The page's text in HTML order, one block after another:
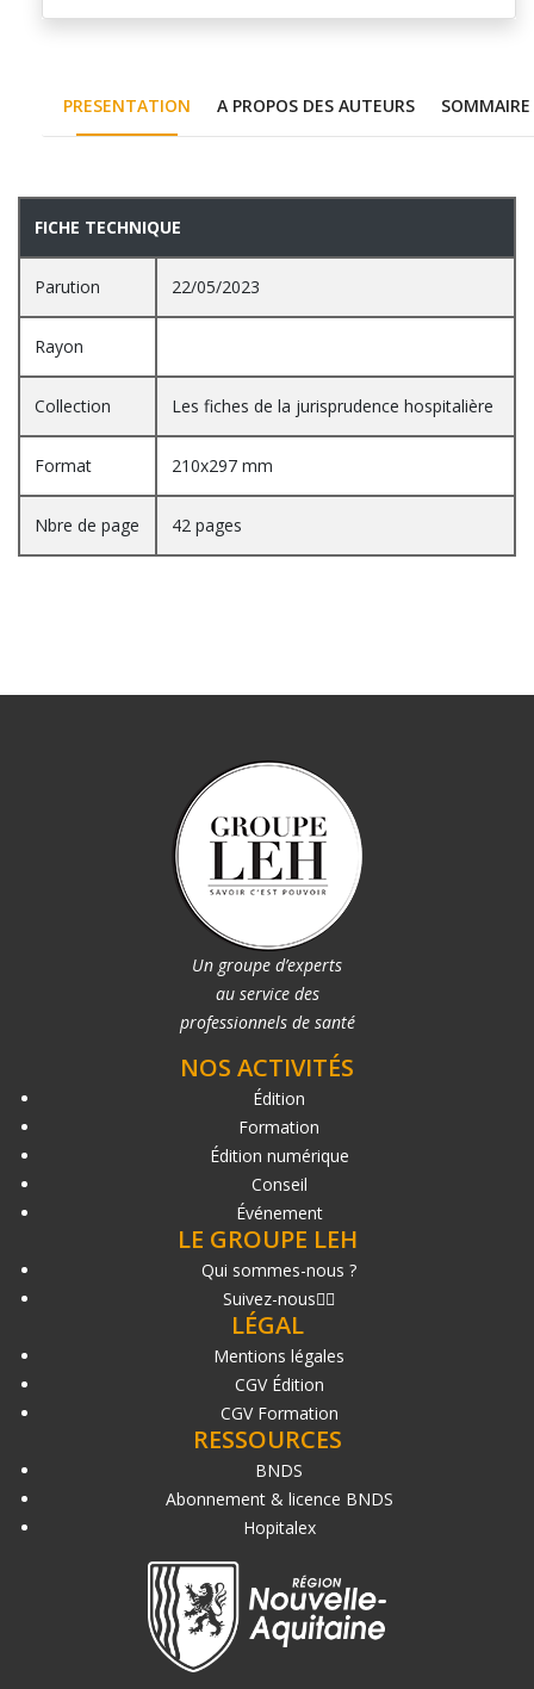
PRESENTATION A PROPOS DES AUTEURS SOMMAIRE
PRESENTATION
FICHE TECHNIQUE
Parution 22/05/2023
Rayon
Collection Les fiches de la jurisprudence hospitalière
Format 210x297 mm
Nbre de page 42 pages
Un groupe d’experts
au service des
professionnels de santé
NOS ACTIVITÉS
Édition
Formation
Édition numérique
Conseil
Événement
LE GROUPE LEH
Qui sommes-nous ?
Suivez-nous
LÉGAL
Mentions légales
CGV Édition
CGV Formation
RESSOURCES
BNDS
Abonnement & licence BNDS
Hopitalex